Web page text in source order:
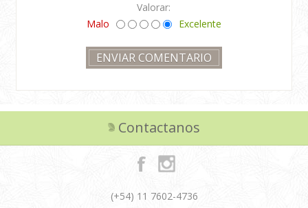
Valorar:
Malo
Excelente
Contactanos
(+54) 11 7602-4736